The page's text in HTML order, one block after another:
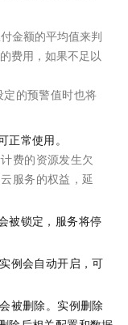
金额的平均值来判
费用，如果不足以
的预警值时也将
正常使用。
费的资源发生欠
服务的权益，延
被锁定，服务将停
例会自动开启，可
被删除。实例删除